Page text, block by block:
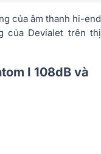
của âm thanh hi-end
của Devialet trên thị
I 108dB và